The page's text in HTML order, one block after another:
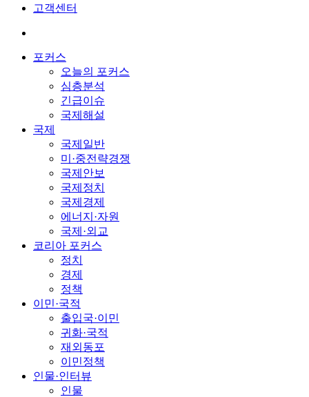
고객센터
포커스
오늘의 포커스
심층분석
긴급이슈
국제해설
국제
국제일반
미·중전략경쟁
국제안보
국제정치
국제경제
에너지·자원
국제·외교
코리아 포커스
정치
경제
정책
이민·국적
출입국·이민
귀화·국적
재외동포
이민정책
인물·인터뷰
인물